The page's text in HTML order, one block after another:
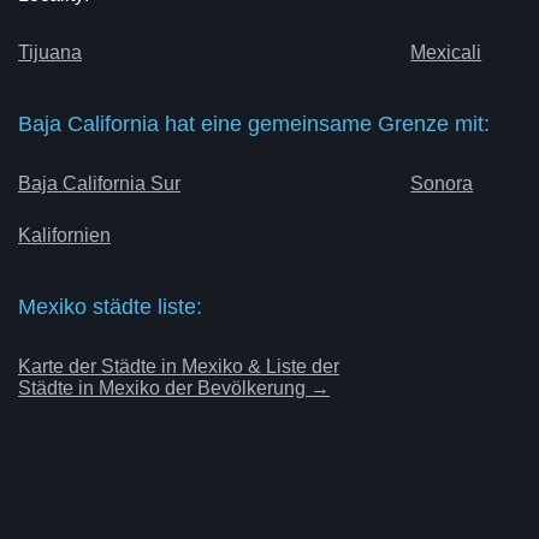
Tijuana Mexicali
Baja California hat eine gemeinsame Grenze mit:
Baja California Sur Sonora
Kalifornien
Mexiko städte liste:
Karte der Städte in Mexiko & Liste der
Städte in Mexiko der Bevölkerung →